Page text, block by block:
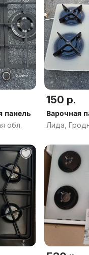
Газовая варочная панель
обл.
150 р.
Варочная
Лида,